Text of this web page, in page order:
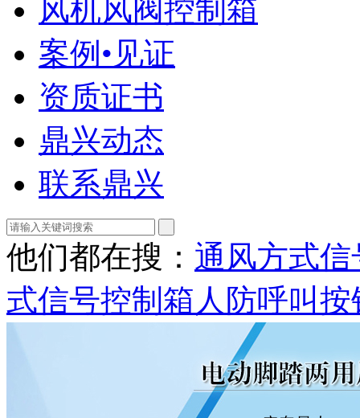
风机风阀控制箱
案例•见证
资质证书
鼎兴动态
联系鼎兴
他们都在搜： 通风方式
式信号控制箱 人防呼叫按